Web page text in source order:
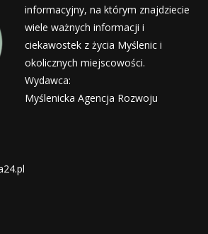
informacyjny, na którym znajdziecie
wiele ważnych informacji i
ciekawostek z życia Myślenic i
okolicznych miejscowości.
Wydawca:
Myślenicka Agencja Rozwoju